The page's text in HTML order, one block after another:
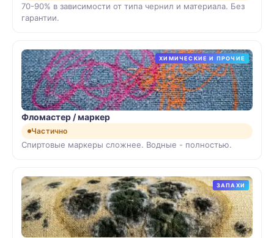
70-90% в зависимости от типа чернил и материала. Без
гарантии.
ХИМИЧЕСКИЕ И ПРОЧИЕ
Фломастер / маркер
Частично
Спиртовые маркеры сложнее. Водные - полностью.
ЗАПАХИ